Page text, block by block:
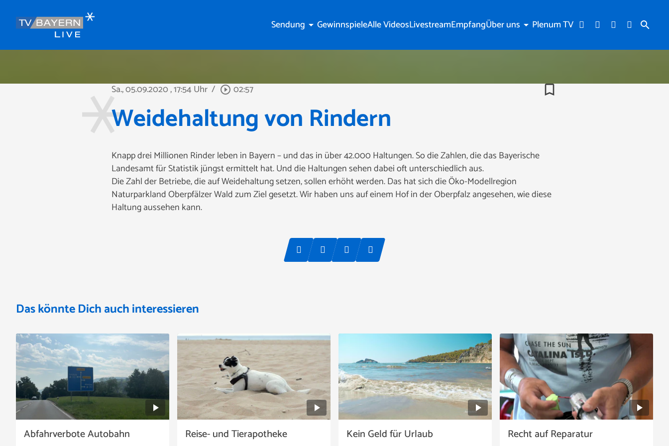
search
Sendung arrow_drop_down GewinnspieleAlle VideosLivestreamEmpfangÜber uns arrow_drop_down Plenum TV
Sa., 05.09.2020, 17:54 Uhr / play_circle_outline 02:57 bookmark_border
Weidehaltung von Rindern
Knapp drei Millionen Rinder leben in Bayern – und das in über 42.000 Haltungen. So die Zahlen, die das Bayerische
Landesamt für Statistik jüngst ermittelt hat. Und die Haltungen sehen dabei oft unterschiedlich aus.
Die Zahl der Betriebe, die auf Weidehaltung setzen, sollen erhöht werden. Das hat sich die Öko-Modellregion
Naturparkland Oberpfälzer Wald zum Ziel gesetzt. Wir haben uns auf einem Hof in der Oberpfalz angesehen, wie diese
Haltung aussehen kann.
Das könnte Dich auch interessieren
Abfahrverbote Autobahn Reise- und Tierapotheke Kein Geld für Urlaub Recht auf Reparatur